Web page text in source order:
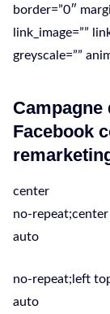
border=”0″
link_image=””
greyscale=””
Campagne
Facebook
center
no-
auto
no-repeat;left
auto